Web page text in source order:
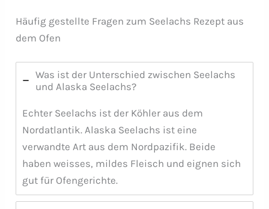
Häufig gestellte Fragen zum Seelachs Rezept aus
dem Ofen
Was ist der Unterschied zwischen Seelachs
und Alaska Seelachs?
Echter Seelachs ist der Köhler aus dem
Nordatlantik. Alaska Seelachs ist eine
verwandte Art aus dem Nordpazifik. Beide
haben weisses, mildes Fleisch und eignen sich
gut für Ofengerichte.